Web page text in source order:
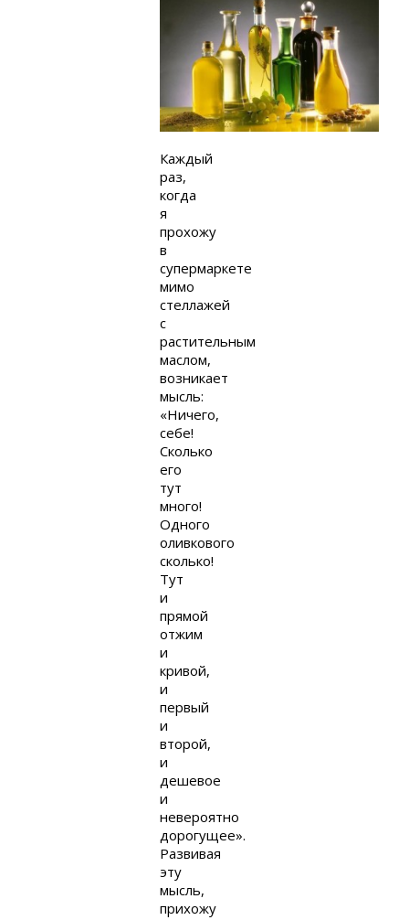
Каждый
раз,
когда
я
прохожу
в
супермаркете
мимо
стеллажей
с
растительным
маслом,
возникает
мысль:
«Ничего,
себе!
Сколько
его
тут
много!
Одного
оливкового
сколько!
Тут
и
прямой
отжим
и
кривой,
и
первый
и
второй,
и
дешевое
и
невероятно
дорогущее».
Развивая
эту
мысль,
прихожу